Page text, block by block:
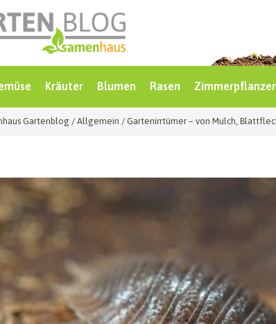
Kräuter Blumen Rasen
Gartenblog / Allgemein / Gartenirrtümer – von Mulch,